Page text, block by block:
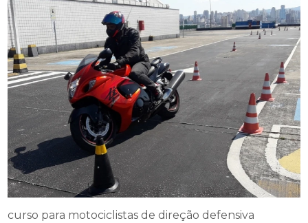
curso para motociclistas de direção defensiva